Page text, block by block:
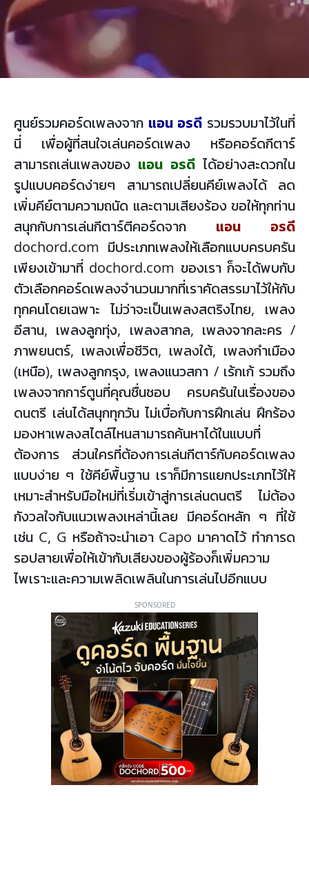
ศูนย์รวมคอร์ดเพลงจาก แอน อรดี รวมรวบมาไว้ในที่
นี่ เพื่อผู้ที่สนใจเล่นคอร์ดเพลง หรือคอร์ดกีตาร์
สามารถเล่นเพลงของ แอน อรดี ได้อย่างสะดวกใน
รูปแบบคอร์ดง่ายๆ สามารถเปลี่ยนคีย์เพลงได้ ลด
เพิ่มคีย์ตามความถนัด และตามเสียงร้อง ขอให้ทุกท่าน
สนุกกับการเล่นกีตาร์ตีคอร์ดจาก แอน อรดี
dochord.com มีประเภทเพลงให้เลือกแบบครบครัน
เพียงเข้ามาที่ dochord.com ของเรา ก็จะได้พบกับ
ตัวเลือกคอร์ดเพลงจำนวนมากที่เราคัดสรรมาไว้ให้กับ
ทุกคนโดยเฉพาะ ไม่ว่าจะเป็นเพลงสตริงไทย, เพลง
อีสาน, เพลงลูกทุ่ง, เพลงสากล, เพลงจากละคร /
ภาพยนตร์, เพลงเพื่อชีวิต, เพลงใต้, เพลงกำเมือง
(เหนือ), เพลงลูกกรุง, เพลงแนวสกา / เร้กเก้ รวมถึง
เพลงจากการ์ตูนที่คุณชื่นชอบ ครบครันในเรื่องของ
ดนตรี เล่นได้สนุกทุกวัน ไม่เบื่อกับการฝึกเล่น ฝึกร้อง
มองหาเพลงสไตล์ไหนสามารถค้นหาได้ในแบบที่
ต้องการ ส่วนใครที่ต้องการเล่นกีตาร์กับคอร์ดเพลง
แบบง่าย ๆ ใช้คีย์พื้นฐาน เราก็มีการแยกประเภทไว้ให้
เหมาะสำหรับมือใหม่ที่เริ่มเข้าสู่การเล่นดนตรี ไม่ต้อง
กังวลใจกับแนวเพลงเหล่านี้เลย มีคอร์ดหลัก ๆ ที่ใช้
เช่น C, G หรือถ้าจะนำเอา Capo มาคาดไว้ ทำการด
รอปสายเพื่อให้เข้ากับเสียงของผู้ร้องก็เพิ่มความ
ไพเราะและความเพลิดเพลินในการเล่นไปอีกแบบ
SPONSORED